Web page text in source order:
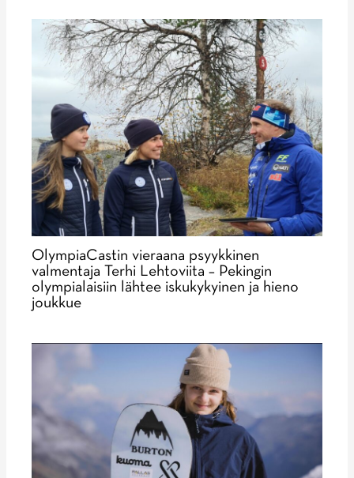
OlympiaCastin vieraana psyykkinen
valmentaja Terhi Lehtoviita – Pekingin
olympialaisiin lähtee iskukykyinen ja hieno
joukkue